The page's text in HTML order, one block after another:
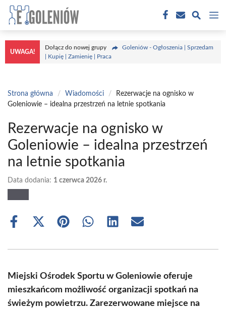
Przejdź
treści
UWAGA!
Dołącz do nowej grupy
Goleniów - Ogłoszenia | Sprzedam
| Kupię | Zamienię | Praca
Strona główna / Wiadomości /
Rezerwacje na ognisko w
Goleniowie – idealna przestrzeń na letnie spotkania
Rezerwacje na ognisko w
Goleniowie – idealna przestrzeń
na letnie spotkania
Data dodania: 1 czerwca 2026 r.
Share
Share
(Twitter)
Share Share Share Share
Miejski Ośrodek Sportu w Goleniowie oferuje
mieszkańcom możliwość organizacji spotkań na
świeżym powietrzu. Zarezerwowane miejsce na